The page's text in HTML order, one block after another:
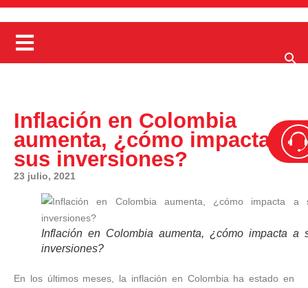
Inflación en Colombia
aumenta, ¿cómo impacta a
sus inversiones?
23 julio, 2021
Inflación en Colombia aumenta, ¿cómo impacta a
inversiones?
En los últimos meses, la inflación en Colombia ha estado en